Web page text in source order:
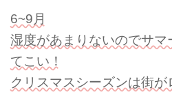
6~9月
湿度があまりないのでサマ
てこい！
クリスマスシーズンは街